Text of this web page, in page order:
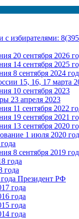
с избирателями:
20 сентября 2026
14 сентября 2025
8 сентября 2024
15, 16, 17 марта
10 сентября 2023
23 апреля 2023
11 сентября 2022
19 сентября 2021
13 сентября 2020
1 июля 2020
8 сентября 2019
года
года
Президент РФ
года
года
года
года